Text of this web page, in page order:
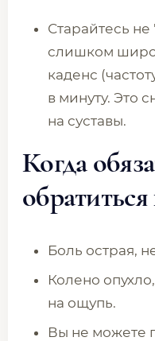
Старайтесь не
слишком
каденс
в минуту. Это
на суставы.
Когда
обратиться
Боль острая,
Колено
на ощупь.
Вы не можете